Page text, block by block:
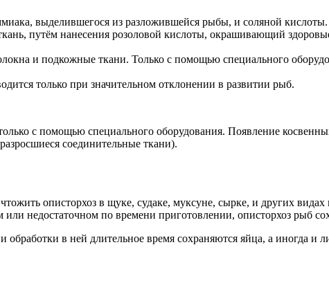
выделившегося из разложившейся рыбы, и соляной кислоты.
путём нанесения розоловой кислоты, окрашивающий
и подкожные ткани. Только с помощью специального
только при значительном отклонении в развитии рыб.
с помощью специального оборудования. Появление
соединительные ткани).
описторхоз в щуке, судаке, муксуне, сырке, и других
недостаточном по времени приготовлении, описторхоз рыб
в ней длительное время сохраняются яйца, а иногда и